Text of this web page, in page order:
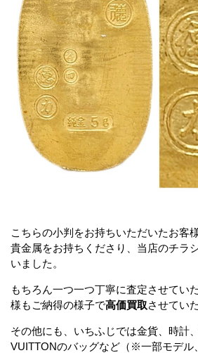
こちらの小判をお持ちいただいたお客
貴金属をお持ちくださり、当店のチラ
いました。
もちろん一つ一つ丁寧に査定させてい
様もご納得の様子で高価買取させてい
その他にも、いちふじでは金貨、時計
VUITTONのバッグなど（※一部モデル